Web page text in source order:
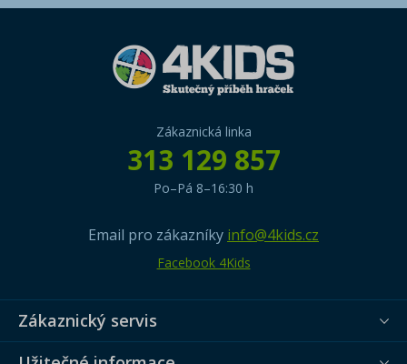
Zákaznická linka
313 129 857
Po–Pá 8–16:30 h
Email pro zákazníky info@4kids.cz
Facebook 4Kids
Zákaznický servis